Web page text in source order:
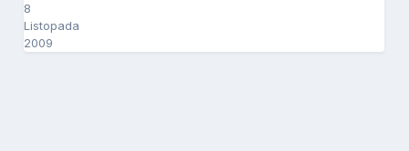
8
Listopada
2009